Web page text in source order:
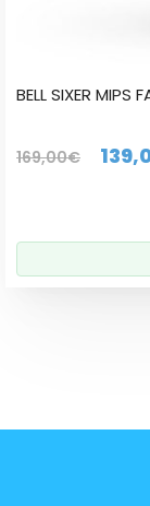
BELL SIXER MIPS
169,00€
El
era: